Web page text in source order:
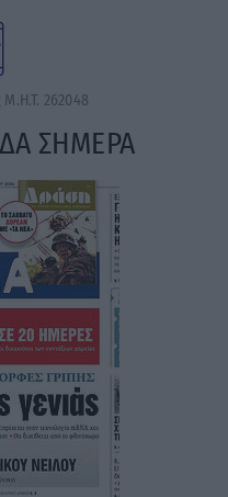
Μ.Η.Τ. 262048
ΣΗΜΕΡΑ